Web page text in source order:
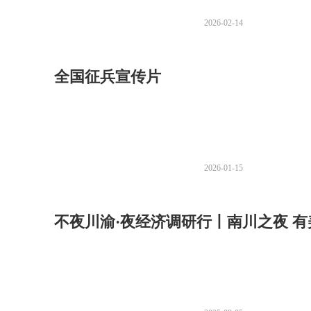
2026-02-14
全国征兵宣传片
2026-01-15
不夜川渝·夜经济调研行丨南川之夜